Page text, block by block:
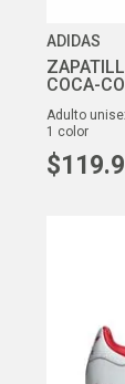
ADIDAS
COCA-
adulto
1 color
$119.